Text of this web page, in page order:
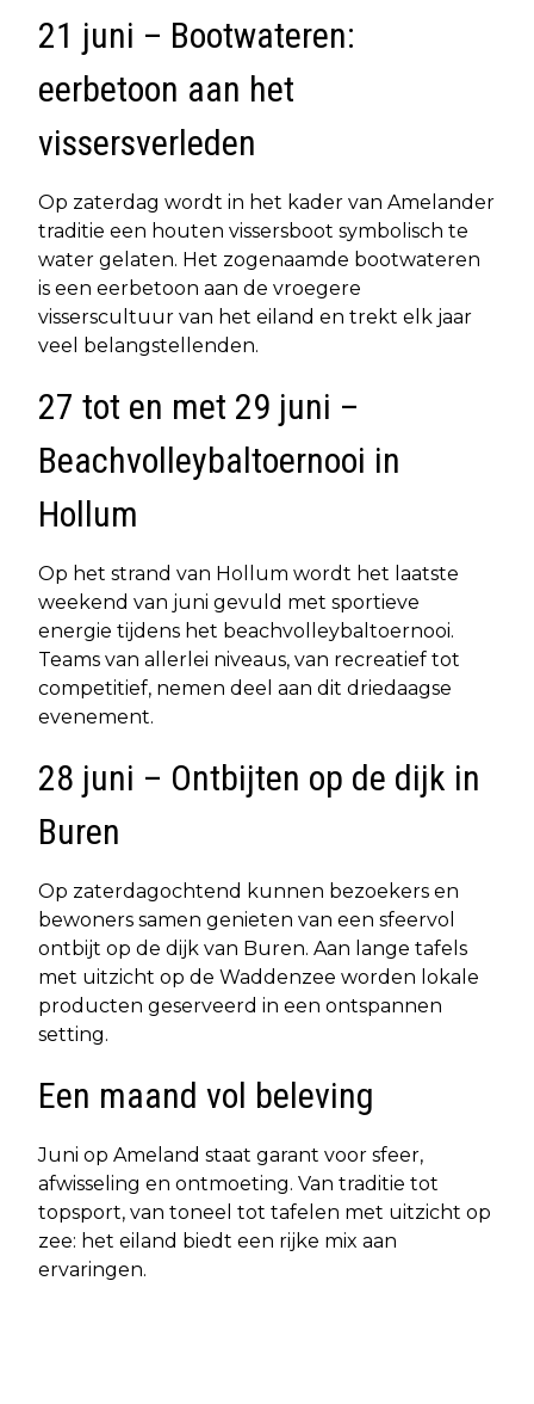
21 juni – Bootwateren:
eerbetoon aan het
vissersverleden
Op zaterdag wordt in het kader van Amelander
traditie een houten vissersboot symbolisch te
water gelaten. Het zogenaamde bootwateren
is een eerbetoon aan de vroegere
visserscultuur van het eiland en trekt elk jaar
veel belangstellenden.
27 tot en met 29 juni –
Beachvolleybaltoernooi in
Hollum
Op het strand van Hollum wordt het laatste
weekend van juni gevuld met sportieve
energie tijdens het beachvolleybaltoernooi.
Teams van allerlei niveaus, van recreatief tot
competitief, nemen deel aan dit driedaagse
evenement.
28 juni – Ontbijten op de dijk in
Buren
Op zaterdagochtend kunnen bezoekers en
bewoners samen genieten van een sfeervol
ontbijt op de dijk van Buren. Aan lange tafels
met uitzicht op de Waddenzee worden lokale
producten geserveerd in een ontspannen
setting.
Een maand vol beleving
Juni op Ameland staat garant voor sfeer,
afwisseling en ontmoeting. Van traditie tot
topsport, van toneel tot tafelen met uitzicht op
zee: het eiland biedt een rijke mix aan
ervaringen.